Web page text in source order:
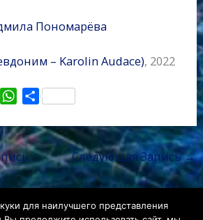
Пономарёва
– Karolin Audace), 2022
W
a
t
s
A
p
О
п
р
а
в
т
Следующая Запись→
для наилучшего представления